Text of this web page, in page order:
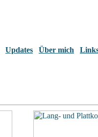
Updates Über mich